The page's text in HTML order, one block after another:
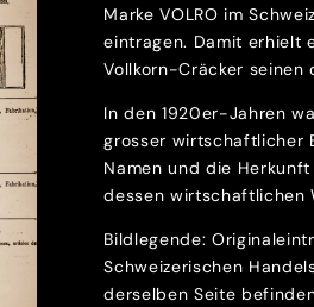
Marke VOLRO im
eintragen. Damit erhielt
Vollkorn-Cräcker seinen
In den 1920er-Jahren
grosser wirtschaftlicher
Namen und die
dessen wirtschaftlichen
Bildlegende:
Schweizerischen
derselben Seite